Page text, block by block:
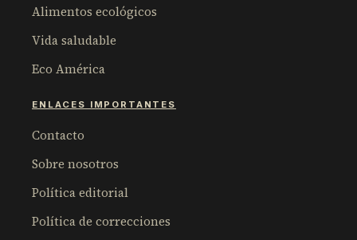
Alimentos ecológicos
Vida saludable
Eco América
ENLACES IMPORTANTES
Contacto
Sobre nosotros
Política editorial
Política de correcciones